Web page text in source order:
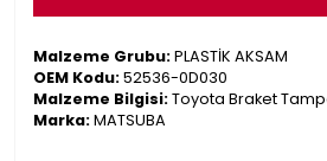
Malzeme Grubu:PLASTİK AKSAM
OEM Kodu:52536-0D030
Malzeme Bilgisi:Toyota Braket
Marka:MATSUBA